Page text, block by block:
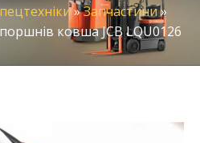
»Запчастини»
ковша JCB LQU0126